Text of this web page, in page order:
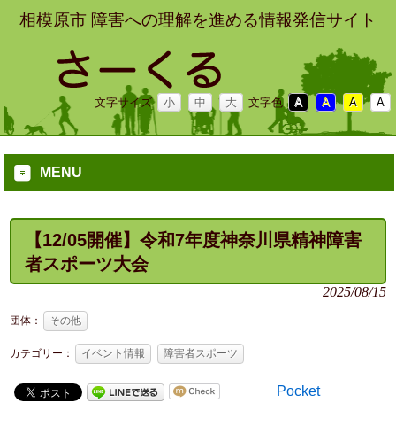
相模原市 障害への理解を進める情報発信サイト
文字サイズ 小 中 大 文字色 A A A A
MENU
【12/05開催】令和7年度神奈川県精神障害
者スポーツ大会
2025/08/15
団体： その他
カテゴリー： イベント情報 障害者スポーツ
Pocket